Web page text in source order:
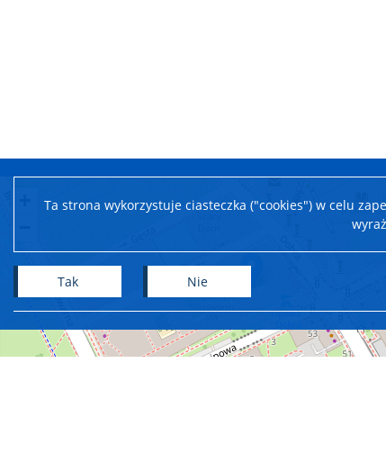
Ta strona wykorzystuje ciasteczka ("cookies") w celu
Tak Nie